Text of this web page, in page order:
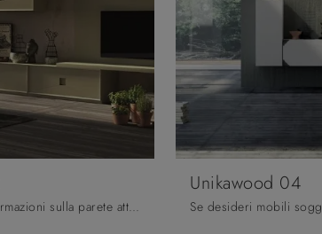
Clicca e ottieni informazioni sulla parete attrezzata Unikawood 12 della marca Fratelli Mirandola: è la soluzione dalle linee moderne perfetta per te.
Unikawood 04